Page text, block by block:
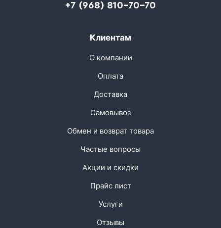
+7 (968) 810-70-70
Клиентам
О компании
Оплата
Доставка
Самовывоз
Обмен и возврат товара
Частые вопросы
Акции и скидки
Прайс лист
Услуги
Отзывы